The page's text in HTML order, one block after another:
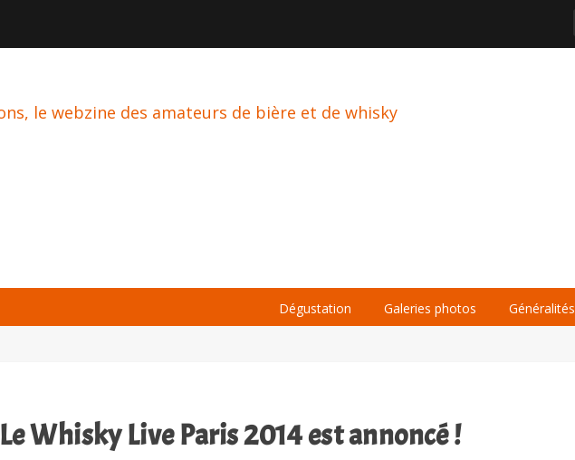
Dégustation Galeries photos Généralités
Le Whisky Live Paris 2014 est annoncé !